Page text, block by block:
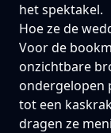
het spektakel.
Hoe ze de
Voor de
onzichtbare
ondergelopen
tot een
dragen ze